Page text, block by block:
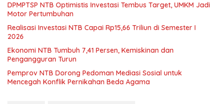
DPMPTSP NTB Optimistis Investasi Tembus Target, UMKM Jadi
Motor Pertumbuhan
Realisasi Investasi NTB Capai Rp15,66 Triliun di Semester I
2026
Ekonomi NTB Tumbuh 7,41 Persen, Kemiskinan dan
Pengangguran Turun
Pemprov NTB Dorong Pedoman Mediasi Sosial untuk
Mencegah Konflik Pernikahan Beda Agama